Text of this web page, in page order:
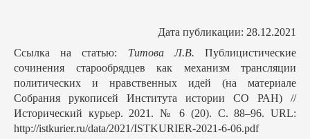
Дата публикации: 28.12.2021
Ссылка на статью: Титова Л.В. Публицистические
сочинения старообрядцев как механизм трансляции
политических и нравственных идей (на материале
Собрания рукописей Института истории СО РАН) //
Исторический курьер. 2021. № 6 (20). С. 88–96. URL:
http://istkurier.ru/data/2021/ISTKURIER-2021-6-06.pdf